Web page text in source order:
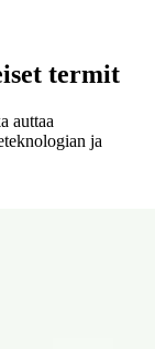
termit
auttaa
ja